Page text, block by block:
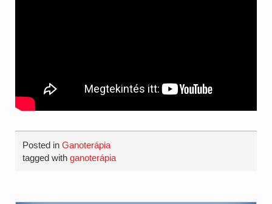
Posted inGanoterápia
tagged withganoterápia